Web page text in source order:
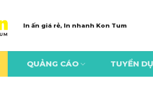
In ấn giá rẻ, In nhanh Kon Tum
QUẢNG CÁO TUYỂN